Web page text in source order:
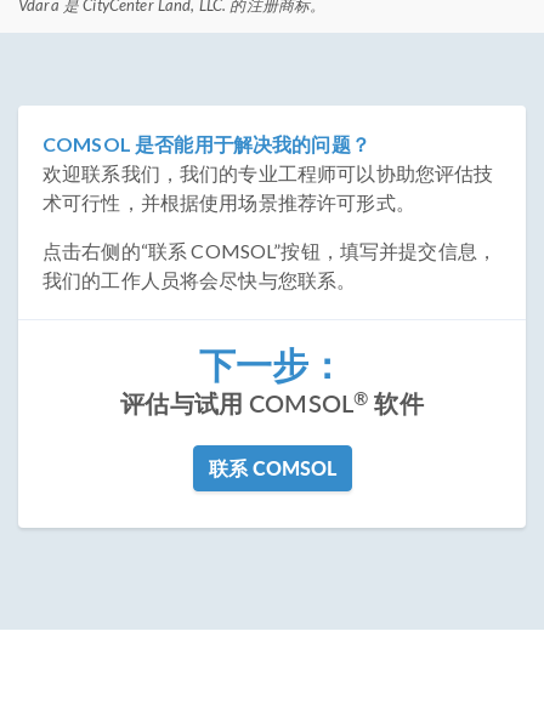
Vdara 是 CityCenter Land, LLC. 的注册商标。
COMSOL 是否能用于解决我的问题？
欢迎联系我们，我们的专业工程师可以协助您评估技
术可行性，并根据使用场景推荐许可形式。
点击右侧的“联系 COMSOL”按钮，填写并提交信息，
我们的工作人员将会尽快与您联系。
下一步：
评估与试用 COMSOL® 软件
联系 COMSOL